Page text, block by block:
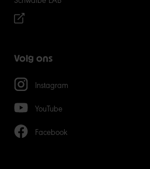
Volg ons
Instagram
YouTube
Facebook